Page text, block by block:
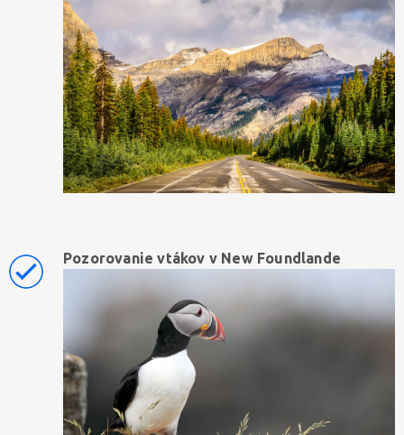
Pozorovanie vtákov v New Foundlande